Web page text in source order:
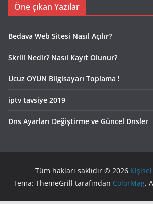
Öne çıkan Yazılar
Bedava Web Sitesi Nasıl Açılır?
Skrill Nedir? Nasıl Kayıt Olunur?
Ucuz OYUN Bilgisayarı Toplama !
iptv tavsiye 2019
Dns Ayarları Değiştirme ve Güncel Dnsler
Tüm hakları saklıdır © 2026
Tema: ThemeGrill tarafından ColorMag.